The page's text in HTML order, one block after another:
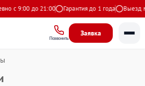
с 9:00 до 21:00 Гарантия до 1 года Выезд
Позвонить
Заявка